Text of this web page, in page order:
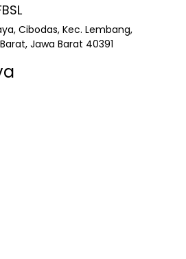
Cibodas, Kec. Lembang,
Jawa Barat 40391